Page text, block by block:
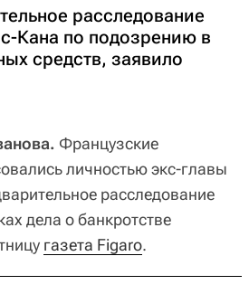
расследование
Кана по подозрению в
средств, заявило
Французские
личностью экс-главы
расследование
дела о банкротстве
газета Figaro.